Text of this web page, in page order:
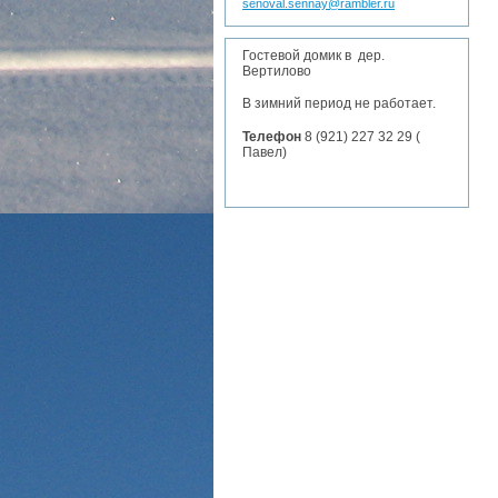
senoval.sennay@rambler.ru
Гостевой домик в дер.
Вертилово
В зимний период не работает.
Телефон 8 (921) 227 32 29 (
Павел)